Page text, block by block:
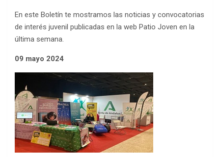
En este Boletín te mostramos las noticias y convocatorias
de interés juvenil publicadas en la web Patio Joven en la
última semana.
09 mayo 2024